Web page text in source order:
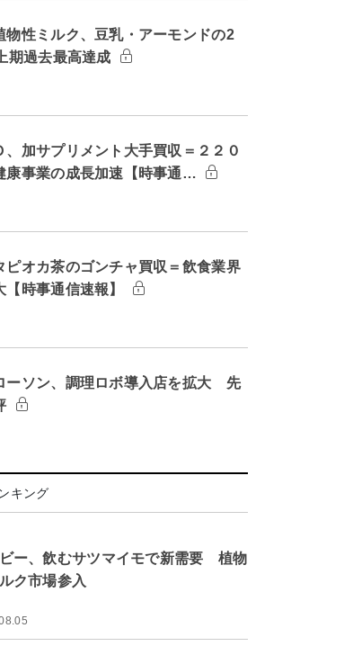
物性ミルク、豆乳・アーモンドの2
過去最高達成
、加サプリメント大手買収＝２２０
康事業の成長加速【時事通…
ピオカ茶のゴンチャ買収＝飲食業界
【時事通信速報】
ーソン、調理ロボ導入店を拡大 先
キング
ー、飲むサツマイモで新需要 植物
ク市場参入